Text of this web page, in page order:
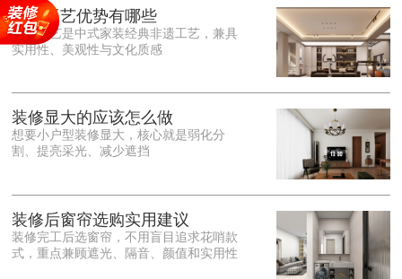
大气，意境悠远，自带东方中式雅致韵
味，耐看且不易过时。<o:p></o:p> 在工
艺品质上，徽派工艺遵循古法匠心工序，
保耐用，抗风化、耐腐蚀，使用
徽派工艺优势有哪些
徽派工艺是中式家装经典非遗工艺，兼具
实用性、美观性与文化质感
装修显大的应该怎么做
想要小户型装修显大，核心就是弱化分
割、提亮采光、减少遮挡
装修后窗帘选购实用建议
装修完工后选窗帘，不用盲目追求花哨款
式，重点兼顾遮光、隔音、颜值和实用性